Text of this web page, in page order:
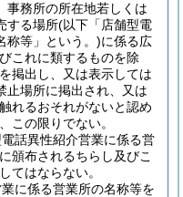
事務所の所在地若しくは
する場所(以下「店舗型電
称等」という。)に係る広
これに類するものを除
を掲出し、又は表示しては
止場所に掲出され、又は
れるおそれがないと認め
この限りでない。
話異性紹介営業に係る営
頒布されるちらし及びこ
てはならない。
に係る営業所の名称等を